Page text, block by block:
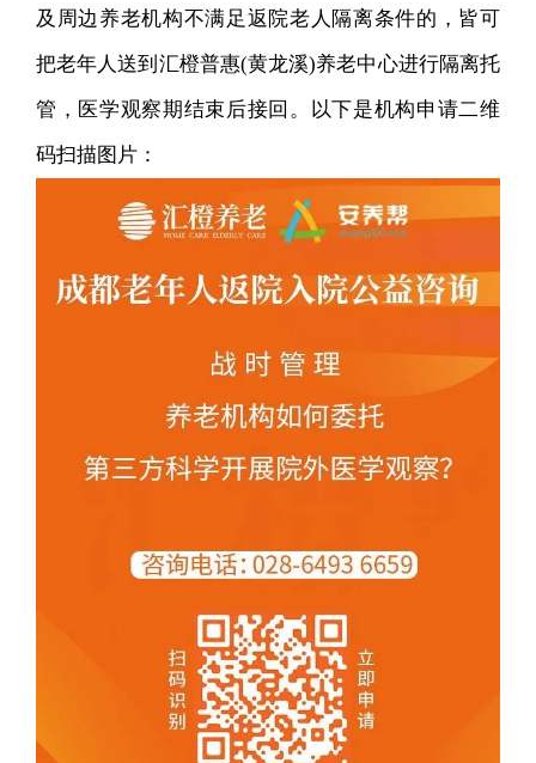
及周边养老机构不满足返院老人隔离条件的，皆可
把老年人送到汇橙普惠(黄龙溪)养老中心进行隔离托
管，医学观察期结束后接回。以下是机构申请二维
码扫描图片：